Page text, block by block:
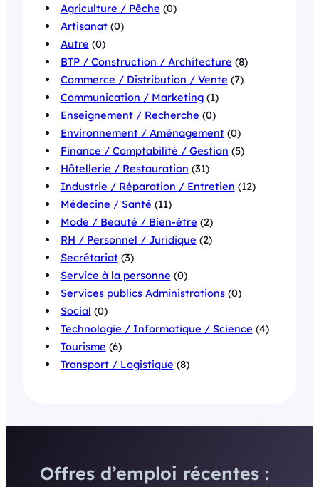
Agriculture / Pêche (0)
Artisanat(0)
Autre (0)
BTP / Construction / Architecture (8)
Commerce / Distribution / Vente (7)
Communication / Marketing(1)
Enseignement / Recherche (0)
Environnement / Aménagement(0)
Finance / Comptabilité / Gestion (5)
Hôtellerie / Restauration (31)
Industrie / Réparation / Entretien (12)
Médecine / Santé (11)
Mode / Beauté / Bien-être (2)
RH / Personnel / Juridique (2)
Secrétariat(3)
Service à la personne (0)
Services publics Administrations(0)
Social (0)
Technologie / Informatique / Science (4)
Tourisme (6)
Transport / Logistique (8)
Offres d’emploi récentes :